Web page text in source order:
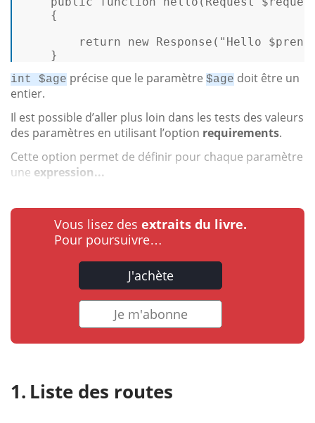
{
return
new Response ( "Hello
}
int $age précise que le paramètre $age doit être un
entier.
Il est possible d’aller plus loin dans les tests des valeurs
des paramètres en utilisant l’option requirements.
Cette option permet de définir pour chaque paramètre
une expression...
Vous lisez des extraits du livre.
Pour poursuivre…
J'achète
Je m'abonne
Liste des routes